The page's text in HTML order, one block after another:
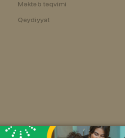
Məktəb təqvimi
Qeydiyyat